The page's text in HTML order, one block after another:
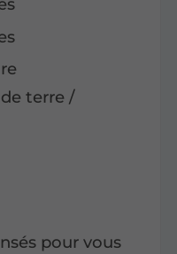
terre /
pour vous